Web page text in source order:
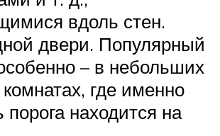
вдоль стен.
двери. Популярный
– в небольших
где именно
порога находится на